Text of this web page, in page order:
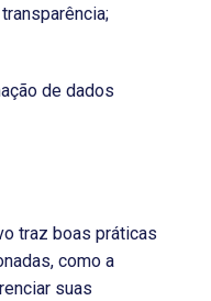
de dados
traz boas práticas
como a
suas